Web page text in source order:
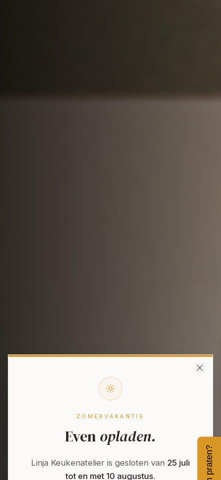
Rust in uw
beslissing.
Interieurmaatwerk dat
ZOMERVAKANTIE
Even opladen.
Linja Keukenatelier is gesloten van 25 juli
tot en met 10 augustus.